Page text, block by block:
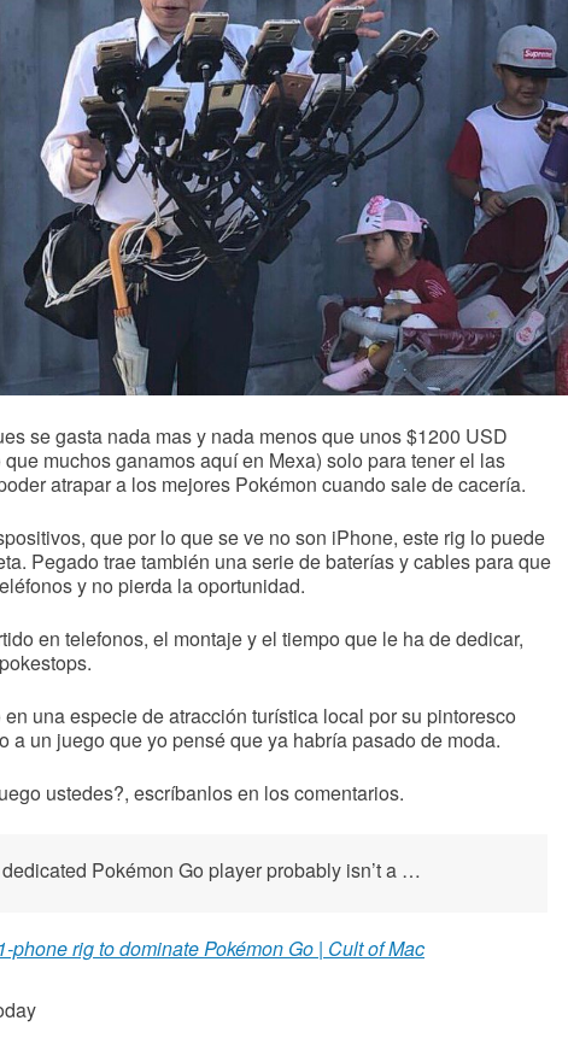
se gasta nada mas y nada menos que unos $1200 USD
muchos ganamos aquí en Mexa) solo para tener el las
atrapar a los mejores Pokémon cuando sale de cacería.
que por lo que se ve no son iPhone, este rig lo puede
Pegado trae también una serie de baterías y cables para que
y no pierda la oportunidad.
en telefonos, el montaje y el tiempo que le ha de dedicar,
una especie de atracción turística local por su pintoresco
a un juego que yo pensé que ya habría pasado de moda.
ustedes?, escríbanlos en los comentarios.
Pokémon Go player probably isn’t a …
phone rig to dominate Pokémon Go | Cult of Mac